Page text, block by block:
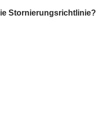
Stornierungsrichtlinie?